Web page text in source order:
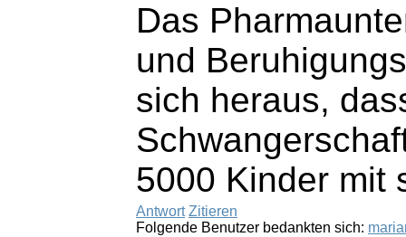
Das
und
sich heraus,
5000 Kinder mit
Antwort Zitieren
Folgende Benutzer bedankten sich: